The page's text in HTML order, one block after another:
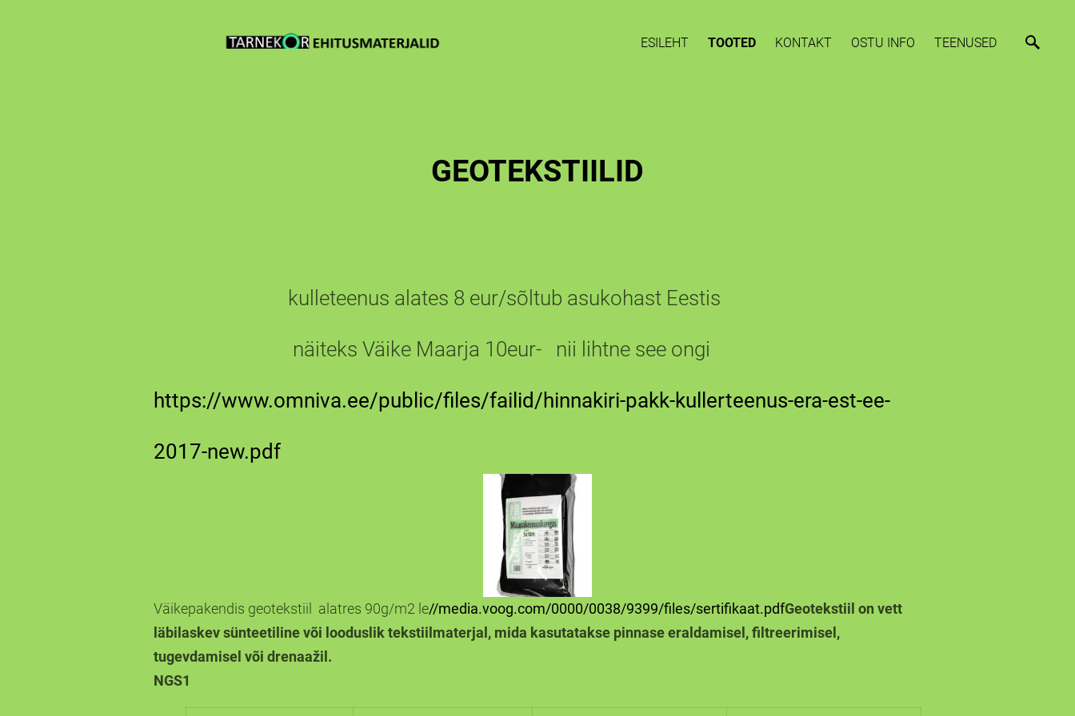
ESILEHT TOOTED KONTAKT OSTU INFO TEENUSED
GEOTEKSTIILID
kulleteenus alates 8 eur/sõltub asukohast Eestis
näiteks Väike Maarja 10eur- nii lihtne see ongi
https://www.omniva.ee/public/files/failid/hinnakiri-pakk-kullerteenus-era-est-ee-
2017-new.pdf
Väikepakendis geotekstiil alatres 90g/m2 le//media.voog.com/0000/0038/9399/files/sertifikaat.pdfGeotekstiil on vett
läbilaskev sünteetiline või looduslik tekstiilmaterjal, mida kasutatakse pinnase eraldamisel, filtreerimisel,
tugevdamisel või drenaažil.
NGS1